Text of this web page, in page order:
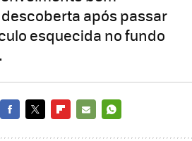
após passar
esquecida no fundo